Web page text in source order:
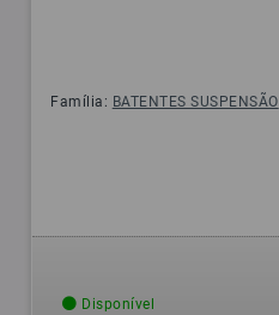
Família: BATENTES SUSPENSÃO
Disponível